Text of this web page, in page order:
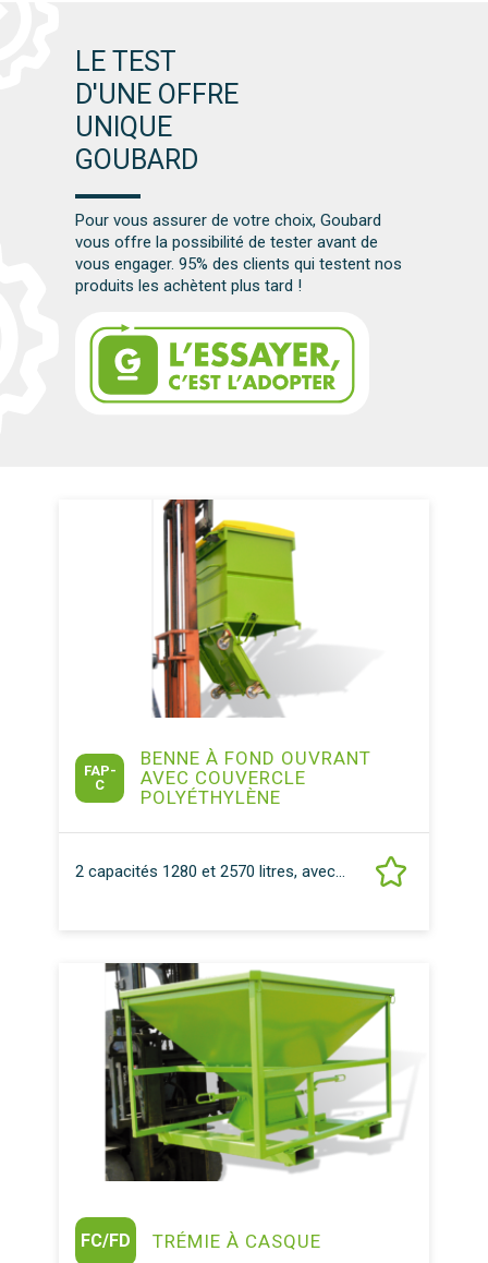
LE TEST
D'UNE OFFRE
UNIQUE
GOUBARD
Pour vous assurer de votre choix, Goubard
vous offre la possibilité de tester avant de
vous engager. 95% des clients qui testent nos
produits les achètent plus tard !
FAP-
C
BENNE À FOND OUVRANT
AVEC COUVERCLE
POLYÉTHYLÈNE
2 capacités 1280 et 2570 litres, avec...
FC/FD TRÉMIE À CASQUE